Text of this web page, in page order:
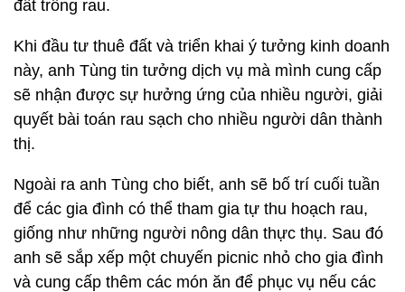
đất trồng rau.
Khi đầu tư thuê đất và triển khai ý tưởng kinh doanh
này, anh Tùng tin tưởng dịch vụ mà mình cung cấp
sẽ nhận được sự hưởng ứng của nhiều người, giải
quyết bài toán rau sạch cho nhiều người dân thành
thị.
Ngoài ra anh Tùng cho biết, anh sẽ bố trí cuối tuần
để các gia đình có thể tham gia tự thu hoạch rau,
giống như những người nông dân thực thụ. Sau đó
anh sẽ sắp xếp một chuyến picnic nhỏ cho gia đình
và cung cấp thêm các món ăn để phục vụ nếu các